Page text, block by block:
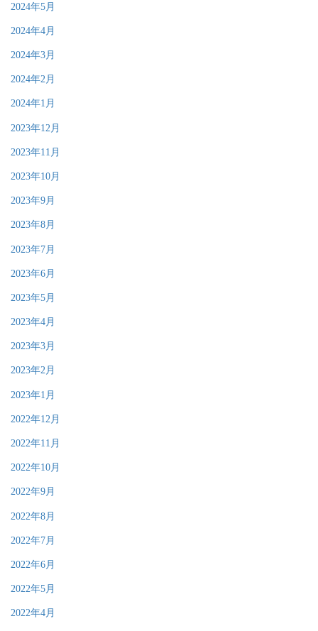
2024年5月
2024年4月
2024年3月
2024年2月
2024年1月
2023年12月
2023年11月
2023年10月
2023年9月
2023年8月
2023年7月
2023年6月
2023年5月
2023年4月
2023年3月
2023年2月
2023年1月
2022年12月
2022年11月
2022年10月
2022年9月
2022年8月
2022年7月
2022年6月
2022年5月
2022年4月